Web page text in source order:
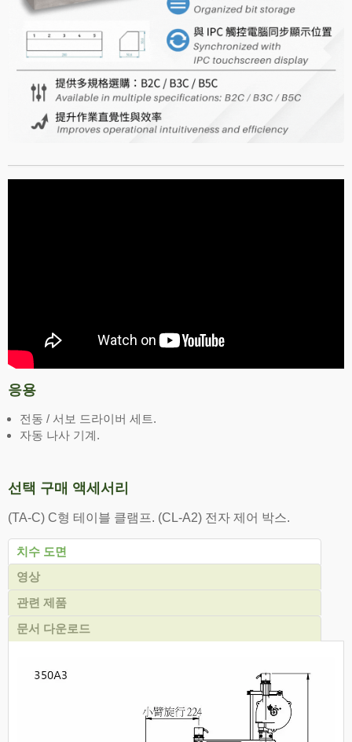
응용
전동 / 서보 드라이버 세트.
자동 나사 기계.
선택 구매 액세서리
(TA-C) C형 테이블 클램프. (CL-A2) 전자 제어 박스.
치수 도면
영상
관련 제품
문서 다운로드